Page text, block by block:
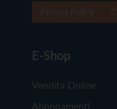
E-Shop
Vendita Online
Abbonamenti